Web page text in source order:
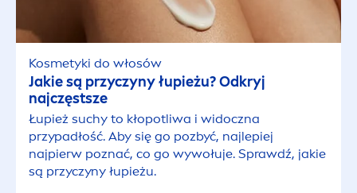
Kosmetyki do włosów
Jakie są przyczyny łupieżu? Odkryj
najczęstsze
Łupież suchy to kłopotliwa i widoczna
przypadłość. Aby się go pozbyć, najlepiej
najpierw poznać, co go wywołuje. Sprawdź, jakie
są przyczyny łupieżu.